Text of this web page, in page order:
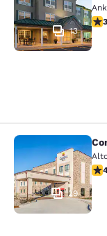
13
Comfort
29